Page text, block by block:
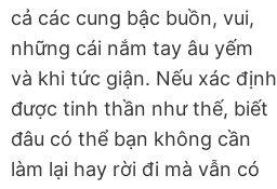
cả các cung bậc buồn, vui,
những cái nắm tay âu yếm
và khi tức giận. Nếu xác định
được tinh thần như thế, biết
đâu có thể bạn không cần
làm lại hay rời đi mà vẫn có